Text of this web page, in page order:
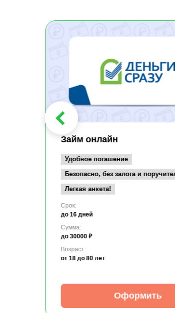
Займ онлайн
Удобное погашение
Безопасно, без залога и
Легкая анкета!
Срок:
до 16 дней
Сумма:
до 30000 ₽
Возраст:
от 18 до 80 лет
Оформить